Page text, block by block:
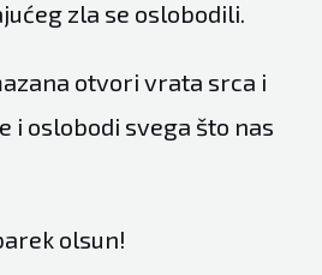
zla se oslobodili.
otvori vrata srca i
i oslobodi svega što nas
olsun!